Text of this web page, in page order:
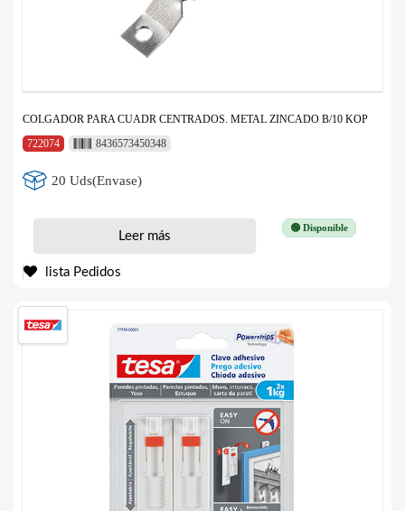
COLGADOR PARA CUADR CENTRADOS. METAL ZINCADO B/10 KOP
722074
8436573450348
20 Uds(Envase)
🟢 Disponible
Leer más
lista Pedidos